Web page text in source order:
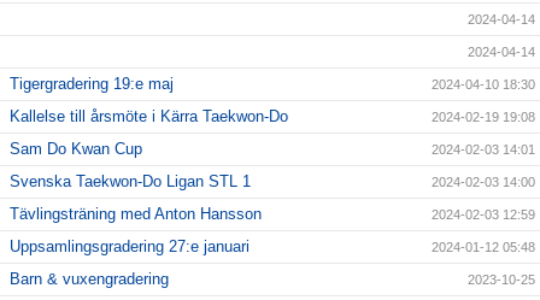
2024-04-14
2024-04-14
Tigergradering 19:e maj 2024-04-10 18:30
Kallelse till årsmöte i Kärra Taekwon-Do 2024-02-19 19:08
Sam Do Kwan Cup 2024-02-03 14:01
Svenska Taekwon-Do Ligan STL 1 2024-02-03 14:00
Tävlingsträning med Anton Hansson 2024-02-03 12:59
Uppsamlingsgradering 27:e januari 2024-01-12 05:48
Barn & vuxengradering 2023-10-25